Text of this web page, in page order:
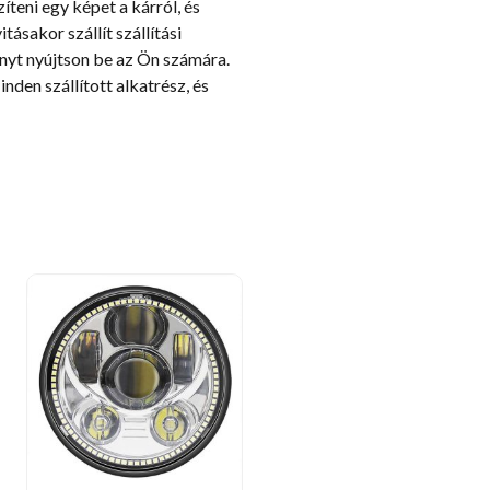
egy képet a kárról, és
szállít szállítási
nyújtson be az Ön számára.
szállított alkatrész, és